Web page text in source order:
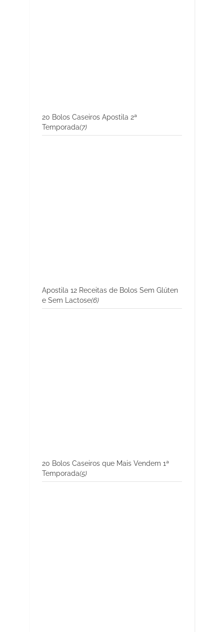
20 Bolos Caseiros Apostila 2ª
Temporada(7)
Apostila 12 Receitas de Bolos Sem Glúten
e Sem Lactose(6)
20 Bolos Caseiros que Mais Vendem 1ª
Temporada(5)